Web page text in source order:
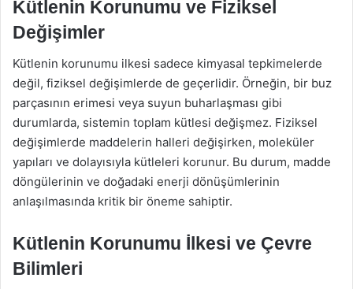
Kütlenin Korunumu ve Fiziksel
Değişimler
Kütlenin korunumu ilkesi sadece kimyasal tepkimelerde
değil, fiziksel değişimlerde de geçerlidir. Örneğin, bir buz
parçasının erimesi veya suyun buharlaşması gibi
durumlarda, sistemin toplam kütlesi değişmez. Fiziksel
değişimlerde maddelerin halleri değişirken, moleküler
yapıları ve dolayısıyla kütleleri korunur. Bu durum, madde
döngülerinin ve doğadaki enerji dönüşümlerinin
anlaşılmasında kritik bir öneme sahiptir.
Kütlenin Korunumu İlkesi ve Çevre
Bilimleri